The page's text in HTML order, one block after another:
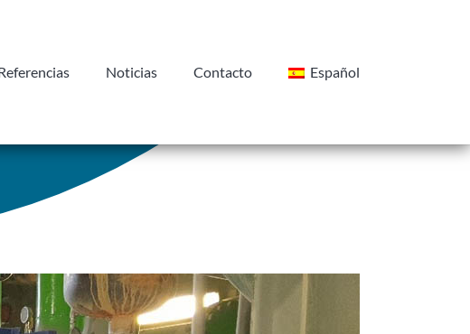
Noticias Contacto Español